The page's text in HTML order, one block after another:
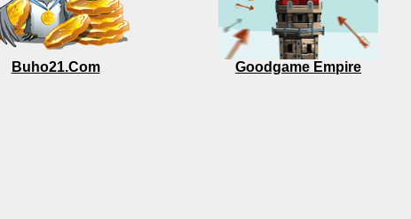
Buho21.Com Goodgame Empire